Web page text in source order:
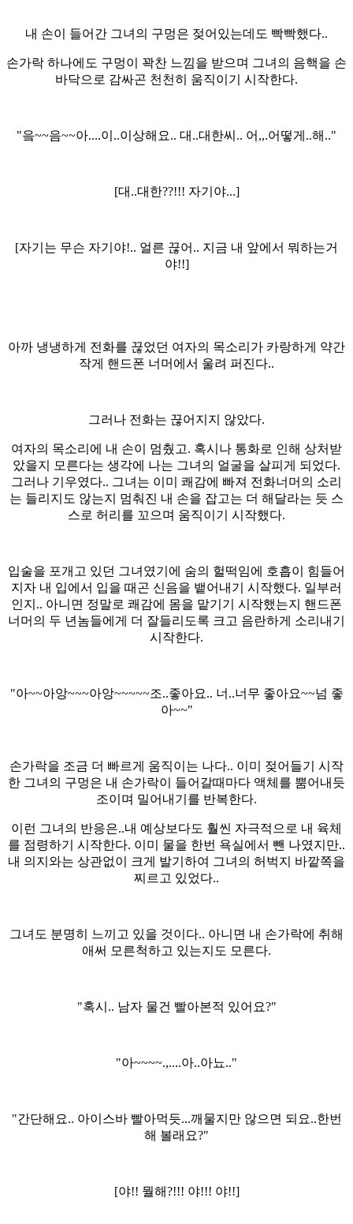
내 손이 들어간 그녀의 구멍은 젖어있는데도 빡빡했다..
손가락 하나에도 구멍이 꽉찬 느낌을 받으며 그녀의 음핵을 손
바닥으로 감싸곤 천천히 움직이기 시작한다.
"읔~~음~~아....이..이상해요.. 대..대한씨.. 어,,.어떻게..해.."
[대..대한??!!! 자기야...]
[자기는 무슨 자기야!.. 얼른 끊어.. 지금 내 앞에서 뭐하는거
야!!]
아까 냉냉하게 전화를 끊었던 여자의 목소리가 카랑하게 약간
작게 핸드폰 너머에서 울려 퍼진다..
그러나 전화는 끊어지지 않았다.
여자의 목소리에 내 손이 멈췄고. 혹시나 통화로 인해 상처받
았을지 모른다는 생각에 나는 그녀의 얼굴을 살피게 되었다.
그러나 기우였다.. 그녀는 이미 쾌감에 빠져 전화너머의 소리
는 들리지도 않는지 멈춰진 내 손을 잡고는 더 해달라는 듯 스
스로 허리를 꼬으며 움직이기 시작했다.
입술을 포개고 있던 그녀였기에 숨의 헐떡임에 호흡이 힘들어
지자 내 입에서 입을 때곤 신음을 뱉어내기 시작했다. 일부러
인지.. 아니면 정말로 쾌감에 몸을 맡기기 시작했는지 핸드폰
너머의 두 년놈들에게 더 잘들리도록 크고 음란하게 소리내기
시작한다.
"아~~아앙~~~아앙~~~~~조..좋아요.. 너..너무 좋아요~~넘 좋
아~~"
손가락을 조금 더 빠르게 움직이는 나다.. 이미 젖어들기 시작
한 그녀의 구멍은 내 손가락이 들어갈때마다 액체를 뿜어내듯
조이며 밀어내기를 반복한다.
이런 그녀의 반응은..내 예상보다도 훨씬 자극적으로 내 육체
를 점령하기 시작한다. 이미 물을 한번 욕실에서 뺀 나였지만..
내 의지와는 상관없이 크게 발기하여 그녀의 허벅지 바깥쪽을
찌르고 있었다..
그녀도 분명히 느끼고 있을 것이다.. 아니면 내 손가락에 취해
애써 모른척하고 있는지도 모른다.
"혹시.. 남자 물건 빨아본적 있어요?"
"아~~~~.,....아..아뇨.."
"간단해요.. 아이스바 빨아먹듯...깨물지만 않으면 되요..한번
해 볼래요?"
[야!! 뭘해?!!! 야!!! 야!!]